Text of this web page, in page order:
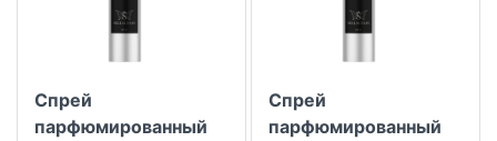
Спрей
парфюмированный
Спрей
парфюмированный